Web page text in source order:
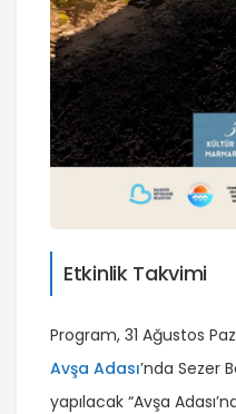
Etkinlik Takvimi
Program, 31 Ağustos
Avşa Adası’nda Sezer
yapılacak “Avşa